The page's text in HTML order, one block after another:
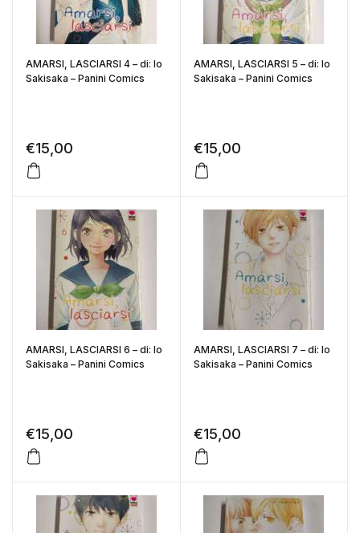
AMARSI, LASCIARSI 4 – di: Io
Sakisaka – Panini Comics
€15,00
AMARSI, LASCIARSI 5 – di: Io
Sakisaka – Panini Comics
€15,00
AMARSI, LASCIARSI 6 – di: Io
Sakisaka – Panini Comics
€15,00
AMARSI, LASCIARSI 7 – di: Io
Sakisaka – Panini Comics
€15,00